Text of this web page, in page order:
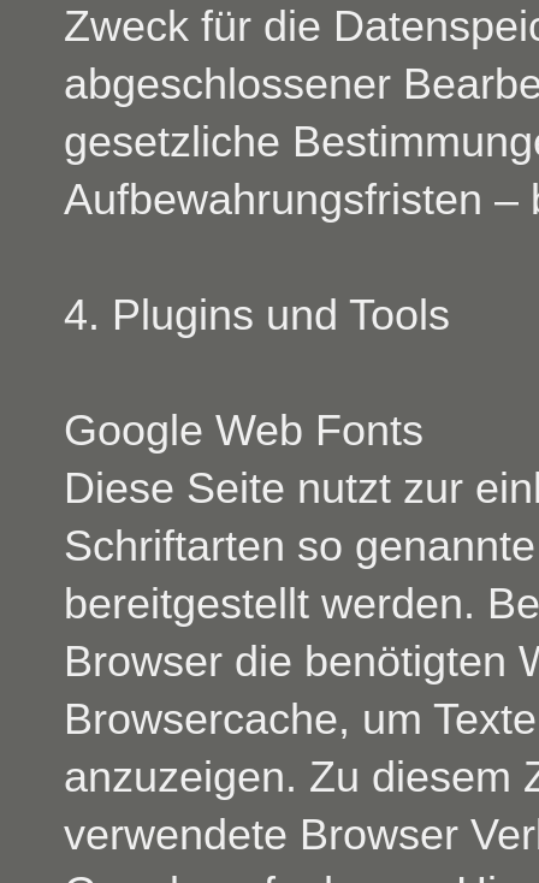
Zweck für die
abgeschlossener
gesetzliche
Aufbewahrungsfristen –
4. Plugins und Tools
Google Web Fonts
Diese Seite nutzt zur
Schriftarten so
bereitgestellt werden.
Browser die benötigten
Browsercache, um
anzuzeigen. Zu diesem
verwendete Browser